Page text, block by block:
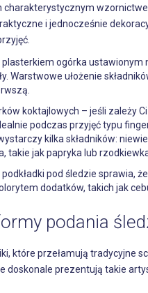
charakterystycznym
i jednocześnie
ogórka ustawionym
ułożenie
koktajlowych – jeśli zależy
podczas przyjęć typu
kilka składników:
takie jak papryka lub
pod śledzie sprawia,
dodatków, takich jak
podania
które przełamują tradycyjne
doskonale prezentują takie